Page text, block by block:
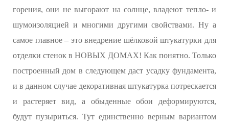
горения, они не выгорают на солнце, владеют тепло- и
шумоизоляцией и многими другими свойствами. Ну а
самое главное – это внедрение шёлковой штукатурки для
отделки стенок в НОВЫХ ДОМАХ! Как понятно. Только
построенный дом в следующем даст усадку фундамента,
и в данном случае декоративная штукатурка потрескается
и растеряет вид, а обыденные обои деформируются,
будут пузыриться. Тут единственно верным вариантом